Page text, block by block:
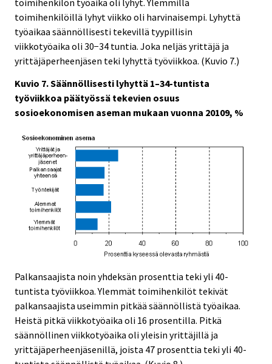
toimihenkilöillä lyhyt viikko oli harvinaisempi. Lyhyttä
työaikaa säännöllisesti tekevillä tyypillisin
viikkotyöaika oli 30−34 tuntia. Joka neljäs yrittäjä ja
yrittäjäperheenjäsen teki lyhyttä työviikkoa. (Kuvio 7.)
Kuvio 7. Säännöllisesti lyhyttä 1–34-tuntista
työviikkoa päätyössä tekevien osuus
sosioekonomisen aseman mukaan vuonna 20109, %
Palkansaajista noin yhdeksän prosenttia teki yli 40-
tuntista työviikkoa. Ylemmät toimihenkilöt tekivät
palkansaajista useimmin pitkää säännöllistä työaikaa.
Heistä pitkä viikkotyöaika oli 16 prosentilla. Pitkä
säännöllinen viikkotyöaika oli yleisin yrittäjillä ja
yrittäjäperheenjäsenillä, joista 47 prosenttia teki yli 40-